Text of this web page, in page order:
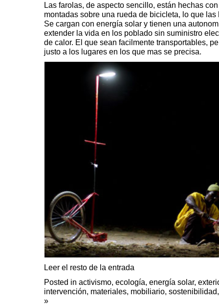
Las farolas, de aspecto sencillo, están hechas
montadas sobre una rueda de bicicleta, lo que
Se cargan con energía solar y tienen una
extender la vida en los poblado sin suministro
de calor. El que sean facilmente transportables,
justo a los lugares en los que mas se precisa.
Leer el resto de la entrada
Posted in activismo, ecología, energía solar,
intervención, materiales, mobiliario, sostenibilidad
»